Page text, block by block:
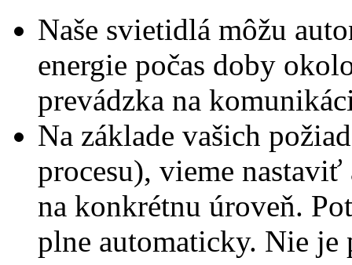
Naše svietidlá môžu
energie počas doby
prevádzka na
Na základe vašich
procesu), vieme
na konkrétnu úroveň.
plne automaticky. Nie je